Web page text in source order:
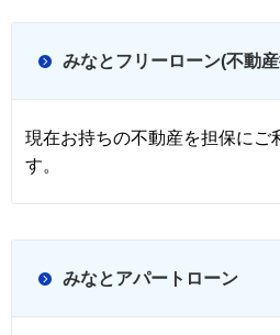
みなとフリーローン(不動
現在お持ちの不動産を担保にご
す。
みなとアパートローン